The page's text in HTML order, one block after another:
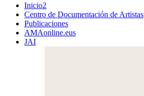
Inicio2
Centro de Documentación de Artistas
Publicaciones
AMAonline.eus
JAI